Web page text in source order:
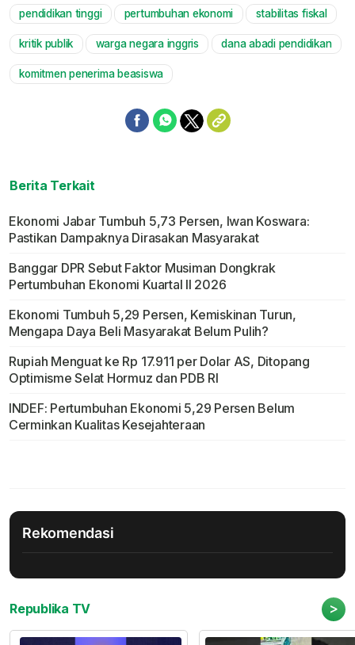
pendidikan tinggi pertumbuhan ekonomi stabilitas fiskal
kritik publik warga negara inggris dana abadi pendidikan
komitmen penerima beasiswa
Berita Terkait
Ekonomi Jabar Tumbuh 5,73 Persen, Iwan Koswara:
Pastikan Dampaknya Dirasakan Masyarakat
Banggar DPR Sebut Faktor Musiman Dongkrak
Pertumbuhan Ekonomi Kuartal II 2026
Ekonomi Tumbuh 5,29 Persen, Kemiskinan Turun,
Mengapa Daya Beli Masyarakat Belum Pulih?
Rupiah Menguat ke Rp 17.911 per Dolar AS, Ditopang
Optimisme Selat Hormuz dan PDB RI
INDEF: Pertumbuhan Ekonomi 5,29 Persen Belum
Cerminkan Kualitas Kesejahteraan
Rekomendasi
Republika TV >